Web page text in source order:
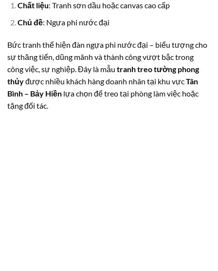
Chất liệu: Tranh sơn dầu hoặc canvas cao cấp
Chủ đề: Ngựa phi nước đại
Bức tranh thể hiện đàn ngựa phi nước đại – biểu tượng cho
sự thăng tiến, dũng mãnh và thành công vượt bậc trong
công việc, sự nghiệp. Đây là mẫu tranh treo tường phong
thủyđược nhiều khách hàng doanh nhân tại khu vựcTân
Bình – Bảy Hiền lựa chọn để treo tại phòng làm việc hoặc
tặng đối tác.